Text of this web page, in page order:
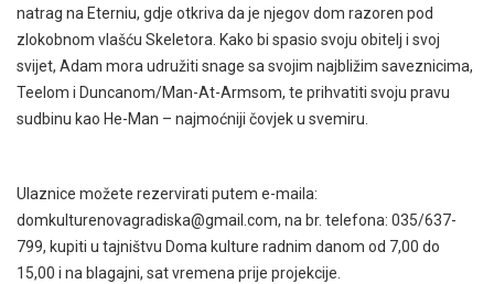
natrag na Eterniu, gdje otkriva da je njegov dom razoren pod
zlokobnom vlašću Skeletora. Kako bi spasio svoju obitelj i svoj
svijet, Adam mora udružiti snage sa svojim najbližim saveznicima,
Teelom i Duncanom/Man-At-Armsom, te prihvatiti svoju pravu
sudbinu kao He-Man – najmoćniji čovjek u svemiru.
Ulaznice možete rezervirati putem e-maila:
domkulturenovagradiska@gmail.com, na br. telefona: 035/637-
799, kupiti u tajništvu Doma kulture radnim danom od 7,00 do
15,00 i na blagajni, sat vremena prije projekcije.